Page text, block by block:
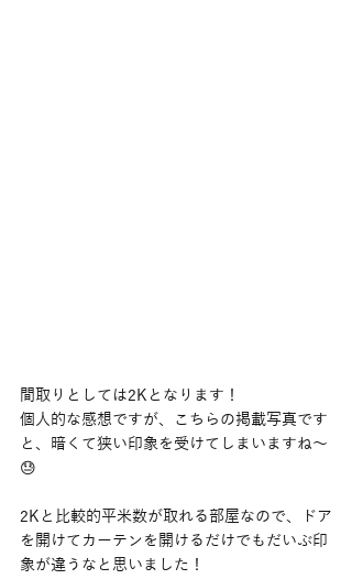
間取りとしては2Kとなります！
個人的な感想ですが、こちらの掲載写真です
と、暗くて狭い印象を受けてしまいますね〜
😓
2Kと比較的平米数が取れる部屋なので、ドア
を開けてカーテンを開けるだけでもだいぶ印
象が違うなと思いました！